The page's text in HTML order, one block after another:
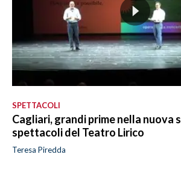
SPETTACOLI
Cagliari, grandi prime nella nuova
spettacoli del Teatro Lirico
Teresa Piredda